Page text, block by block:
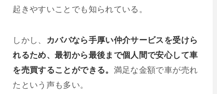
起きやすいことでも知られている。
しかし、 カババなら手厚い仲介サービスを受けら
れるため、最初から最後まで個人間で安心して車
を売買することができる。 満足な金額で車が売れ
たという声も多い。